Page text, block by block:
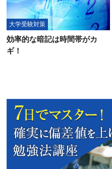
大学受験対策
効率的な暗記は時間帯がカ
ギ！